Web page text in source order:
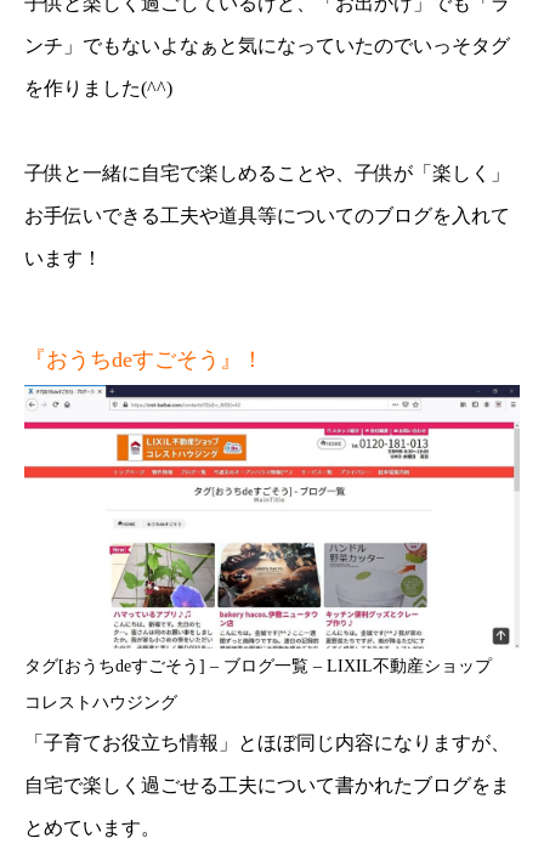
ンチ」でもないよなぁと気になっていたのでいっそタグ
を作りました(^^)
子供と一緒に自宅で楽しめることや、子供が「楽しく」
お手伝いできる工夫や道具等についてのブログを入れて
います！
『おうちdeすごそう』！
タグ[おうちdeすごそう] – ブログ一覧 – LIXIL不動産ショップ
コレストハウジング
「子育てお役立ち情報」とほぼ同じ内容になりますが、
自宅で楽しく過ごせる工夫について書かれたブログをま
とめています。